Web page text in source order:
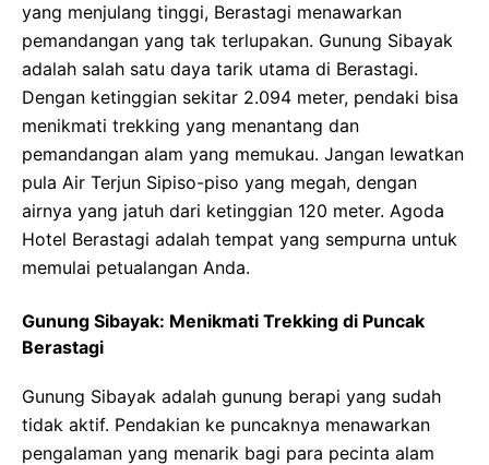
yang menjulang tinggi, Berastagi menawarkan
pemandangan yang tak terlupakan. Gunung Sibayak
adalah salah satu daya tarik utama di Berastagi.
Dengan ketinggian sekitar 2.094 meter, pendaki bisa
menikmati trekking yang menantang dan
pemandangan alam yang memukau. Jangan lewatkan
pula Air Terjun Sipiso-piso yang megah, dengan
airnya yang jatuh dari ketinggian 120 meter. Agoda
Hotel Berastagi adalah tempat yang sempurna untuk
memulai petualangan Anda.
Gunung Sibayak: Menikmati Trekking di Puncak
Berastagi
Gunung Sibayak adalah gunung berapi yang sudah
tidak aktif. Pendakian ke puncaknya menawarkan
pengalaman yang menarik bagi para pecinta alam